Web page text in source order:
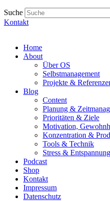
Suche
Kontakt
Home
About
Über OS
Selbstmanagement
Projekte &
Blog
Content
Planung &
Prioritäten & Ziele
Motivation,
Konzentration &
Tools & Technik
Stress & Entspannung
Podcast
Shop
Kontakt
Impressum
Datenschutz